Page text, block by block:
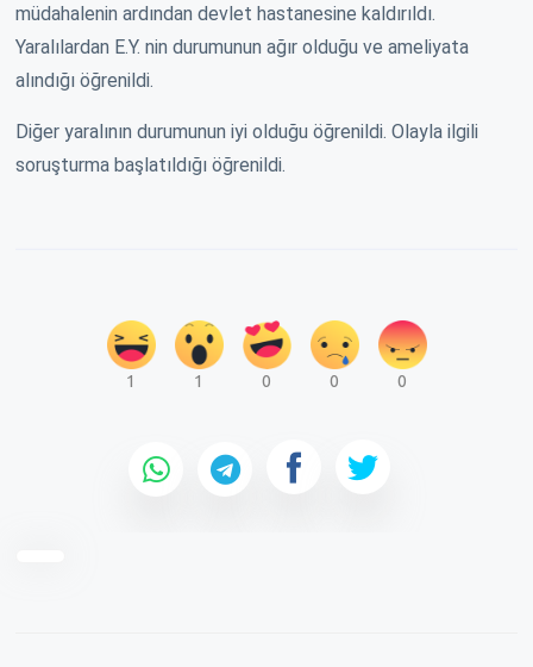
müdahalenin ardından devlet hastanesine kaldırıldı.
Yaralılardan E.Y. nin durumunun ağır olduğu ve ameliyata
alındığı öğrenildi.
Diğer yaralının durumunun iyi olduğu öğrenildi. Olayla ilgili
soruşturma başlatıldığı öğrenildi.
1 1 0 0 0